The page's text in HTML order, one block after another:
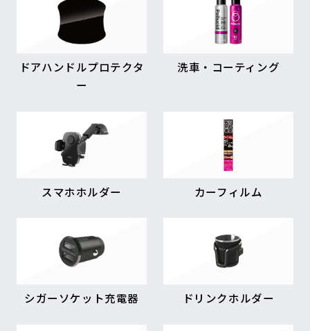
ドアハンドルプロテクタ
ー
洗車・コーティング
スマホホルダー カーフィルム
シガーソケット充電器 ドリンクホルダー